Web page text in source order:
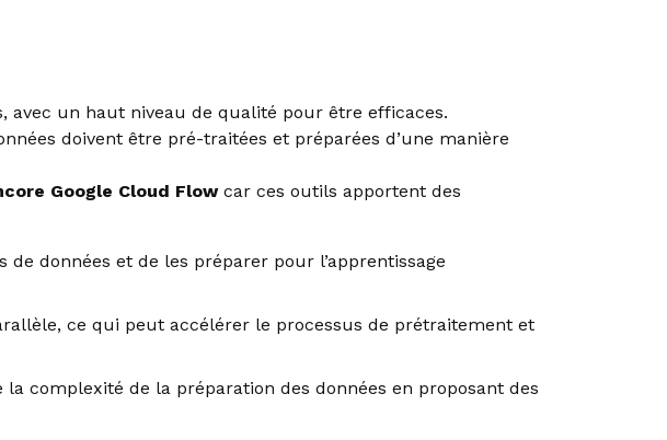
avec un haut niveau de qualité pour être efficaces.
doivent être pré-traitées et préparées d’une manière
Google Cloud Flowcar ces outils apportent des
données et de les préparer pour l’apprentissage
ce qui peut accélérer le processus de prétraitement et
la complexité de la préparation des données en proposant des